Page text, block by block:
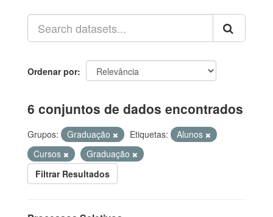
Ordenar por
6 conjuntos de dados encontrados
Grupos: Graduação Etiquetas:
Alunos
Cursos
Graduação
Filtrar Resultados